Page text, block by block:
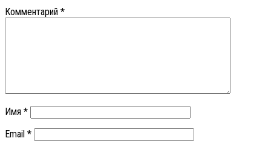
Комментарий *
Имя *
Email *